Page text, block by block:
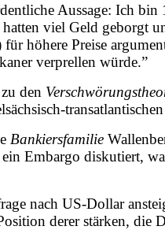
Aussage: Ich
hatten viel Geld
höhere Preise
verprellen würde.”
den
Bankiersfamilie
Embargo diskutiert,
nach US-Dollar
derer stärken, die